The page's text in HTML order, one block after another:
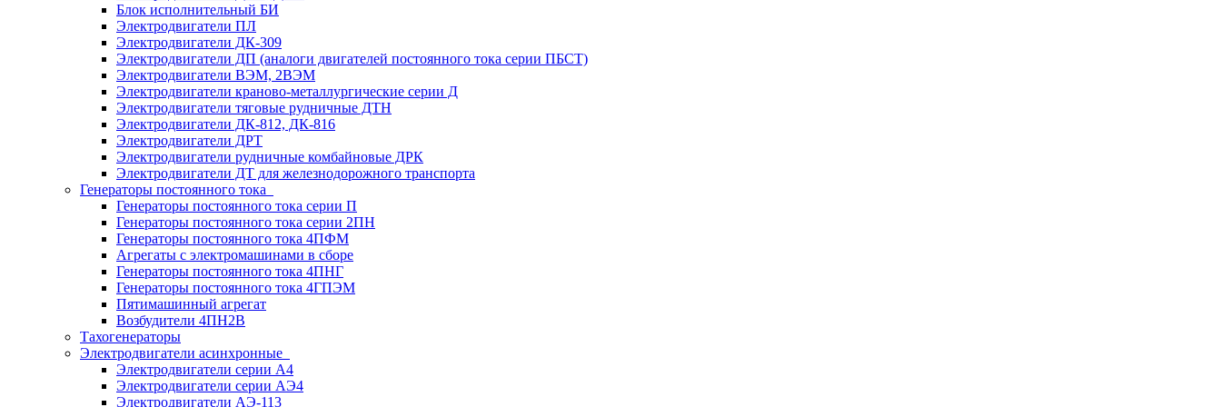
Блок исполнительный БИ
Электродвигатели ПЛ
Электродвигатели ДК-309
Электродвигатели ДП (аналоги двигателей постоянного тока серии ПБСТ)
Электродвигатели ВЭМ, 2ВЭМ
Электродвигатели краново-металлургические серии Д
Электродвигатели тяговые рудничные ДТН
Электродвигатели ДК-812, ДК-816
Электродвигатели ДРТ
Электродвигатели рудничные комбайновые ДРК
Электродвигатели ДТ для железнодорожного транспорта
Генераторы постоянного тока
Генераторы постоянного тока серии П
Генераторы постоянного тока серии 2ПН
Генераторы постоянного тока 4ПФМ
Агрегаты с электромашинами в сборе
Генераторы постоянного тока 4ПНГ
Генераторы постоянного тока 4ГПЭМ
Пятимашинный агрегат
Возбудители 4ПН2В
Тахогенераторы
Электродвигатели асинхронные
Электродвигатели серии А4
Электродвигатели серии АЭ4
Электродвигатели АЭ-113